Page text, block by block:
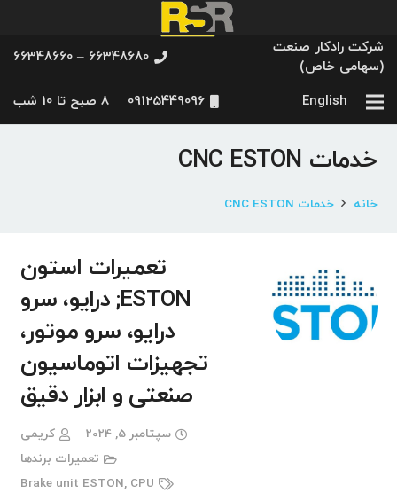
شرکت رادکار صنعت
(سهامی خاص)
66348680 – 66348660
English
09125449096 8 صبح تا 10 شب
خدمات CNC ESTON
خانه خدمات CNC ESTON
تعمیرات استون
ESTON; درایو، سرو
درایو، سرو موتور،
تجهیزات اتوماسیون
صنعتی و ابزار دقیق
سپتامبر 5, 2024
کریمی
تعمیرات برندها
Brake unit ESTON, CPU